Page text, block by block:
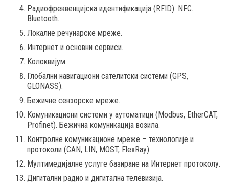
Радиофреквенцијска идентификација (RFID). NFC.
Bluetooth.
Локалне речунарске мреже.
Интернет и основни сервиси.
Колоквијум.
Глобални навигациони сателитски системи (GPS,
GLONASS).
Бежичне сензорске мреже.
Комуникациони системи у аутоматици (Modbus, EtherCAT,
Profinet). Бежична комуникација возила.
Контролне комуникационе мреже – технологије и
протоколи (CAN, LIN, MOST, FlexRay).
Мултимедијалне услуге базиране на Интернет протоколу.
Дигитални радио и дигитална телевизија.